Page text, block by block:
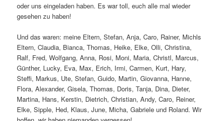
oder uns eingeladen haben. Es war toll, euch alle mal wieder
gesehen zu haben!
Und das waren: meine Eltern, Stefan, Anja, Caro, Rainer, Michls
Eltern, Claudia, Bianca, Thomas, Heike, Elke, Olli, Christina,
Ralf, Fred, Wolfgang, Anna, Rosi, Moni, Maria, Christl, Marcus,
Günther, Lucky, Eva, Max, Erich, Irmi, Carmen, Kurt, Hary,
Steffi, Markus, Ute, Stefan, Guido, Martin, Giovanna, Hanne,
Flora, Alexander, Gisela, Thomas, Doris, Tanja, Dina, Dieter,
Martina, Hans, Kerstin, Dietrich, Christian, Andy, Caro, Reiner,
Elke, Sipple, Hed, Klaus, June, Micha, Gabriele und Roland. Wir